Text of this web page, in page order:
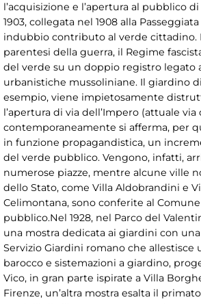
l’acquisizione e l’apertura al pubblico
1903, collegata nel 1908 alla
indubbio contributo al verde cittadino.
parentesi della guerra, il Regime
del verde su un doppio registro legato
urbanistiche mussoliniane. Il giardino
esempio, viene impietosamente
l’apertura di via dell’Impero (attuale
contemporaneamente si afferma, per
in funzione propagandistica, un
del verde pubblico. Vengono, infatti,
numerose piazze, mentre alcune ville
dello Stato, come Villa Aldobrandini e
Celimontana, sono conferite al
pubblico.Nel 1928, nel Parco del
una mostra dedicata ai giardini con
Servizio Giardini romano che allestisce
barocco e sistemazioni a giardino,
Vico, in gran parte ispirate a Villa
Firenze, un’altra mostra esalta il